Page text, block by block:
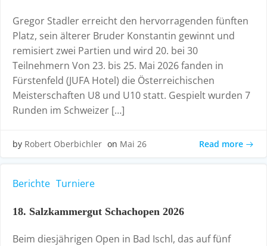
Gregor Stadler erreicht den hervorragenden fünften
Platz, sein älterer Bruder Konstantin gewinnt und
remisiert zwei Partien und wird 20. bei 30
Teilnehmern Von 23. bis 25. Mai 2026 fanden in
Fürstenfeld (JUFA Hotel) die Österreichischen
Meisterschaften U8 und U10 statt. Gespielt wurden 7
Runden im Schweizer […]
by Robert Oberbichler on Mai 26 Read more
Berichte Turniere
18. Salzkammergut Schachopen 2026
Beim diesjährigen Open in Bad Ischl, das auf fünf